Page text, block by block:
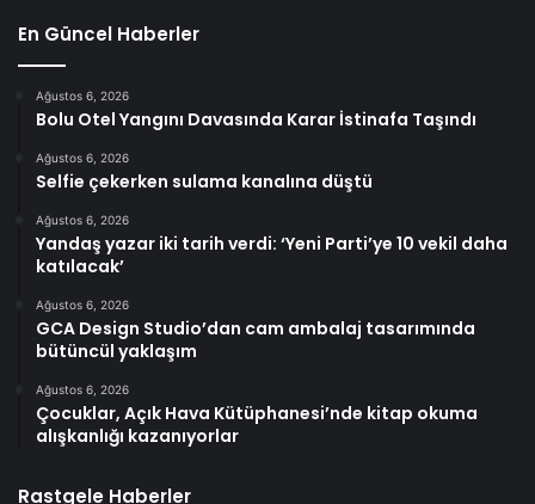
En Güncel Haberler
Ağustos 6, 2026
Bolu Otel Yangını Davasında Karar İstinafa Taşındı
Ağustos 6, 2026
Selfie çekerken sulama kanalına düştü
Ağustos 6, 2026
Yandaş yazar iki tarih verdi: ‘Yeni Parti’ye 10 vekil daha
katılacak’
Ağustos 6, 2026
GCA Design Studio’dan cam ambalaj tasarımında
bütüncül yaklaşım
Ağustos 6, 2026
Çocuklar, Açık Hava Kütüphanesi’nde kitap okuma
alışkanlığı kazanıyorlar
Rastgele Haberler